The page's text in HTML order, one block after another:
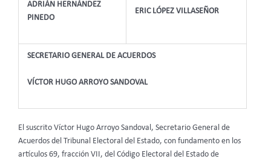
ADRIÁN HERNÁNDEZ
PINEDO
ERIC LÓPEZ VILLASEÑOR
SECRETARIO GENERAL DE ACUERDOS
VÍCTOR HUGO ARROYO SANDOVAL
El suscrito Víctor Hugo Arroyo Sandoval, Secretario General de
Acuerdos del Tribunal Electoral del Estado, con fundamento en los
artículos 69, fracción VII, del Código Electoral del Estado de